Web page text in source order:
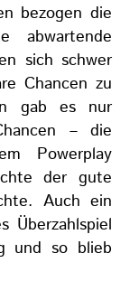
bezogen die
abwartende
sich schwer
Chancen zu
gab es nur
– die
Powerplay
der gute
Auch ein
Überzahlspiel
und so blieb